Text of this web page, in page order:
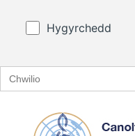
Hygyrchedd
Search
for: